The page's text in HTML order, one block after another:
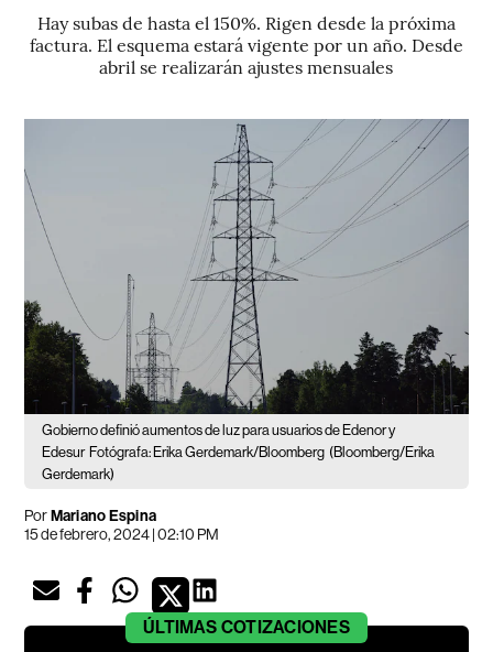
Hay subas de hasta el 150%. Rigen desde la próxima
factura. El esquema estará vigente por un año. Desde
abril se realizarán ajustes mensuales
Gobierno definió aumentos de luz para usuarios de Edenor y
Edesur Fotógrafa: Erika Gerdemark/Bloomberg (Bloomberg/Erika
Gerdemark)
PorMariano Espina
15 de febrero, 2024 | 02:10 PM
ÚLTIMAS COTIZACIONES